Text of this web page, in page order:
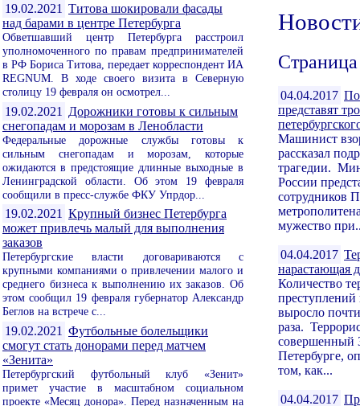
19.02.2021 Титова шокировали фасады
над барами в центре Петербурга
Обветшавший центр Петербурга расстроил
уполномоченного по правам предпринимателей
в РФ Бориса Титова, передает корреспондент ИА
REGNUM. В ходе своего визита в Северную
столицу 19 февраля он осмотрел...
19.02.2021
Дорожники готовы к сильным
снегопадам и морозам в Ленобласти
Федеральные дорожные службы готовы к
сильным снегопадам и морозам, которые
ожидаются в предстоящие длинные выходные в
Ленинградской области. Об этом 19 февраля
сообщили в пресс-службе ФКУ Упрдор...
19.02.2021 Крупный бизнес Петербурга
может привлечь малый для выполнения
заказов
Петербургские власти договариваются с
крупными компаниями о привлечении малого и
среднего бизнеса к выполнению их заказов. Об
этом сообщил 19 февраля губернатор Александр
Беглов на встрече с...
19.02.2021 Футбольные болельщики
смогут стать донорами перед матчем
«Зенита»
Петербургский футбольный клуб «Зенит»
примет участие в масштабном социальном
проекте «Месяц донора». Перед назначенным на
04.04.2017
представят
Машинист
рассказал
трагедии.
России
сотрудников
мужество
04.04.2017
нарастающая
Количество
преступлений
выросло
раза.
совершенный
Петербурге,
том, как...
04.04.2017